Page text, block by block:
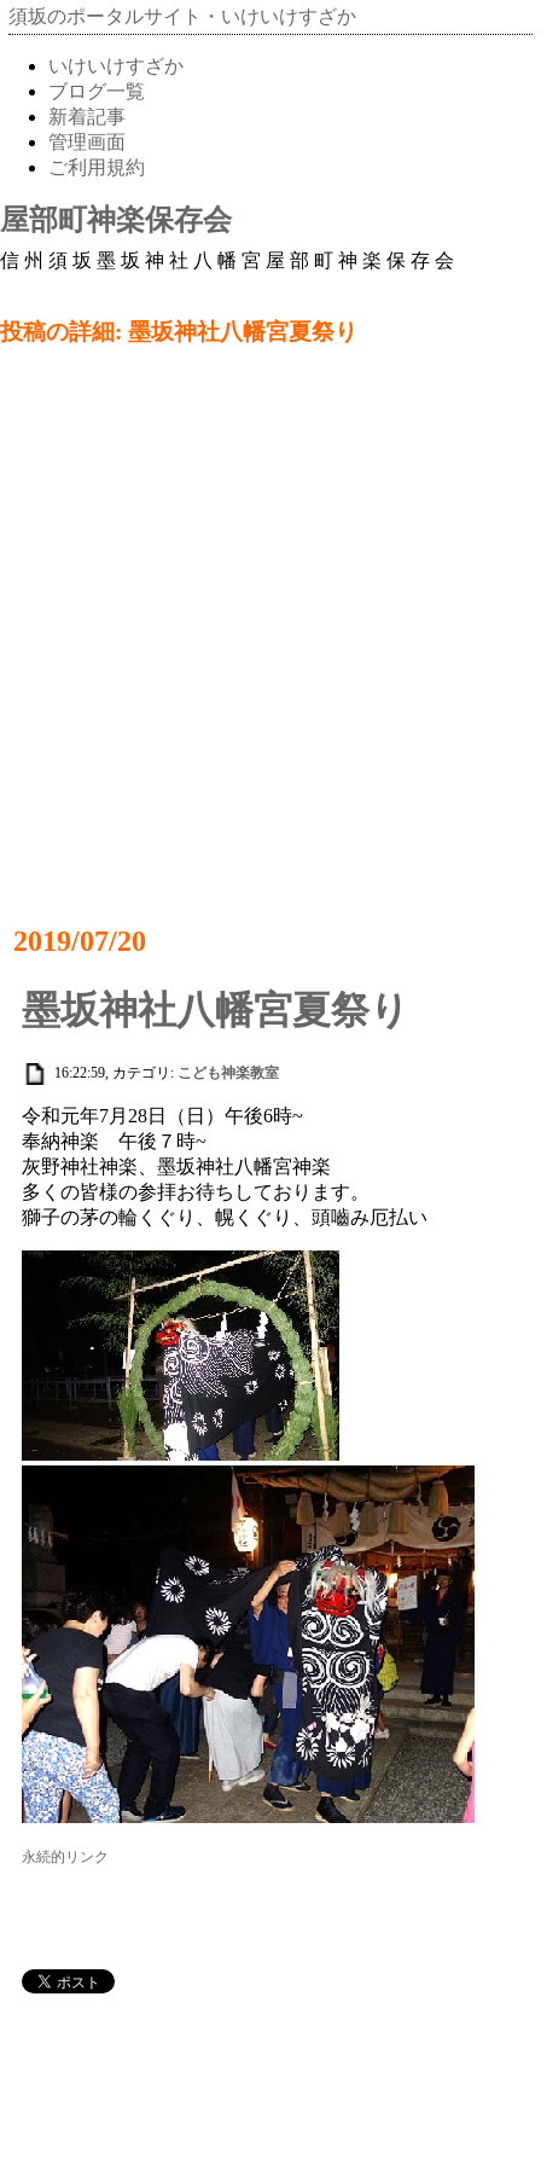
須坂のポータルサイト・いけいけすざか
いけいけすざか
ブログ一覧
新着記事
管理画面
ご利用規約
屋部町神楽保存会
信州須坂墨坂神社八幡宮屋部町神楽保存会
投稿の詳細: 墨坂神社八幡宮夏祭り
2019/07/20
墨坂神社八幡宮夏祭り
16:22:59, カテゴリ: こども神楽教室
令和元年7月28日（日）午後6時~
奉納神楽 午後７時~
灰野神社神楽、墨坂神社八幡宮神楽
多くの皆様の参拝お待ちしております。
獅子の茅の輪くぐり、幌くぐり、頭嚙み厄払い
永続的リンク